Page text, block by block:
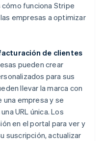
funciona Stripe
empresas a optimizar
de clientes
pueden crear
para sus
llevar la marca con
empresa y se
URL única. Los
en el portal para ver y
suscripción, actualizar